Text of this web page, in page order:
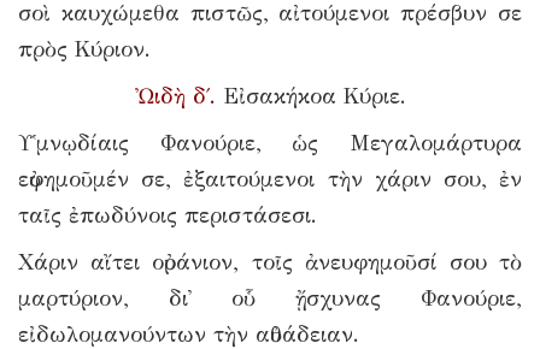
σοὶ καυχώμεθα πιστῶς, αἰτούμενοι πρέσβυν σε
πρὸς Κύριον.
Ὠιδὴ δ΄. Εἰσακήκοα Κύριε.
Υ῾μνῳδίαις Φανούριε, ὡς Μεγαλομάρτυρα
εὐφημοῦμέν σε, ἐξαιτούμενοι τὴν χάριν σου, ἐν
ταῖς ἐπωδύνοις περιστάσεσι.
Χάριν αἴτει οὐράνιον, τοῖς ἀνευφημοῦσί σου τὸ
μαρτύριον, δι᾿ οὗ ᾔσχυνας Φανούριε,
εἰδωλομανούντων τὴν αὐθάδειαν.